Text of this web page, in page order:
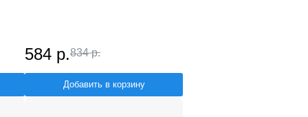
584 р.834 р.
Добавить в корзину